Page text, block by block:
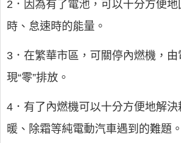
2．因為有了電池，可以十分方便
時、怠速時的能量。
3．在繁華市區，可關停內燃機，
現“零”排放。
4．有了內燃機可以十分方便地解
暖、除霜等純電動汽車遇到的難題。